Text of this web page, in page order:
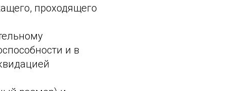
проходящего
и в